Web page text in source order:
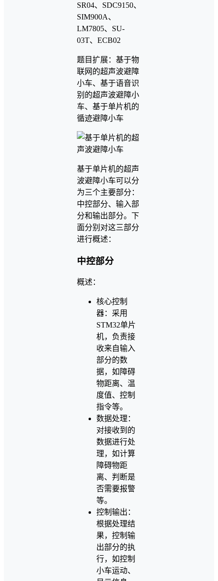
SR04、SDC9150、
SIM900A、
LM7805、SU-
03T、ECB02
题目扩展：基于物
联网的超声波避障
小车、基于语音识
别的超声波避障小
车、基于单片机的
循迹避障小车
基于单片机的超声
波避障小车可以分
为三个主要部分：
中控部分、输入部
分和输出部分。下
面分别对这三部分
进行概述：
中控部分
概述：
核心控制
器：采用
STM32单片
机，负责接
收来自输入
部分的数
据，如障碍
物距离、温
度值、控制
指令等。
数据处理：
对接收到的
数据进行处
理，如计算
障碍物距
离、判断是
否需要报警
等。
控制输出：
根据处理结
果，控制输
出部分的执
行，如控制
小车运动、